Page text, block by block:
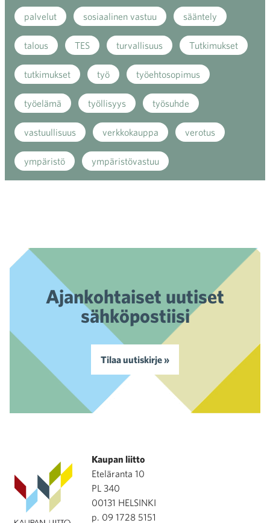
palvelut sosiaalinen vastuu sääntely
talous TES turvallisuus Tutkimukset
tutkimukset työ työehtosopimus
työelämä työllisyys työsuhde
vastuullisuus verkkokauppa verotus
ympäristö ympäristövastuu
Ajankohtaiset uutiset
sähköpostiisi
Tilaa uutiskirje »
Kaupan liitto
Eteläranta 10
PL 340
00131 HELSINKI
p. 09 1728 5151